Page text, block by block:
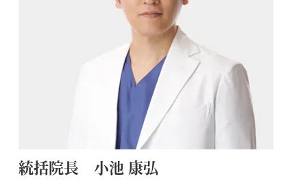
統括院長 小池 康弘